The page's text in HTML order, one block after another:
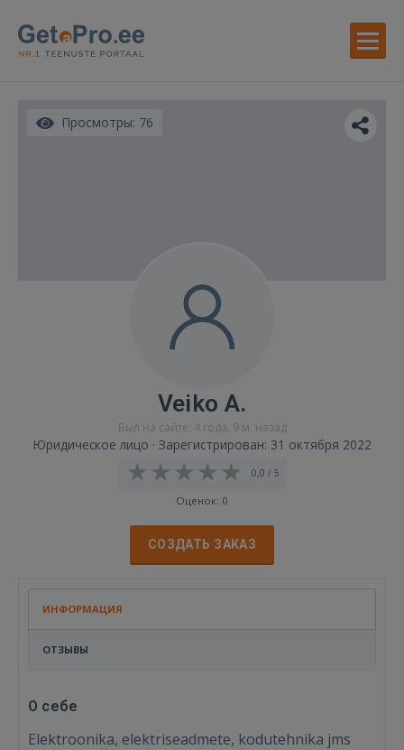
Просмотры: 76
Veiko A.
Был на сайте: 4 года, 9 м. назад
Юридическое лицо · Зарегистрирован: 31 октября 2022
0,0 / 5
Оценок: 0
СОЗДАТЬ ЗАКАЗ
ИНФОРМАЦИЯ
ОТЗЫВЫ
О себе
Elektroonika, elektriseadmete, kodutehnika jms